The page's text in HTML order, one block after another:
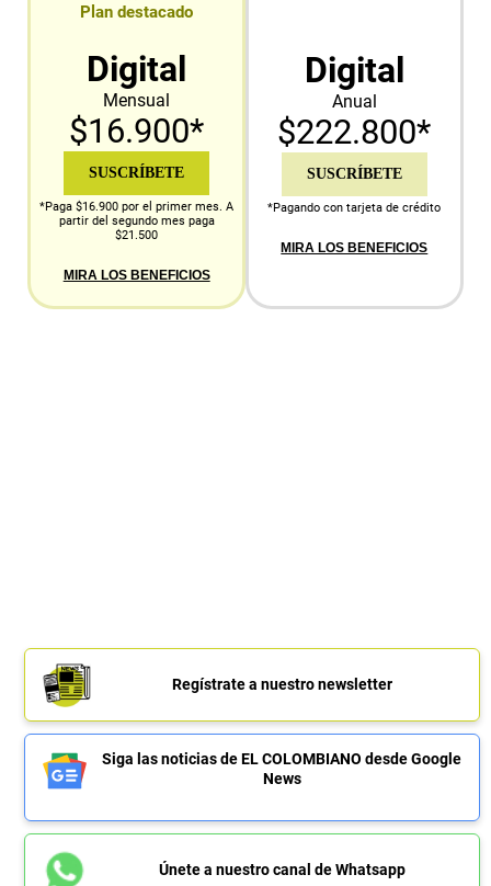
Plan destacado
Digital
Mensual
$16.900*
SUSCRÍBETE
*Paga $16.900 por el primer mes. A
partir del segundo mes paga
$21.500
MIRA LOS BENEFICIOS
Digital
Anual
$222.800*
SUSCRÍBETE
*Pagando con tarjeta de crédito
MIRA LOS BENEFICIOS
Regístrate a nuestro newsletter
Siga las noticias de EL COLOMBIANO desde Google
News
Únete a nuestro canal de Whatsapp